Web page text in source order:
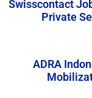
Swisscontact
Private
ADRA